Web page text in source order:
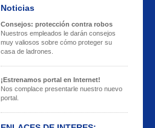
Noticias
Consejos: protección contra robos
Nuestros empleados le darán consejos
muy valiosos sobre cómo proteger su
casa de ladrones.
¡Estrenamos portal en Internet!
Nos complace presentarle nuestro nuevo
portal.